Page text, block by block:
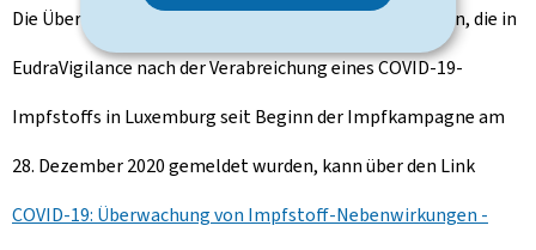
Die Überwachung von unerwünschten Nebenwirkungen, die in
EudraVigilance nach der Verabreichung eines COVID-19-
Impfstoffs in Luxemburg seit Beginn der Impfkampagne am
28. Dezember 2020 gemeldet wurden, kann über den Link
COVID-19: Überwachung von Impfstoff-Nebenwirkungen -